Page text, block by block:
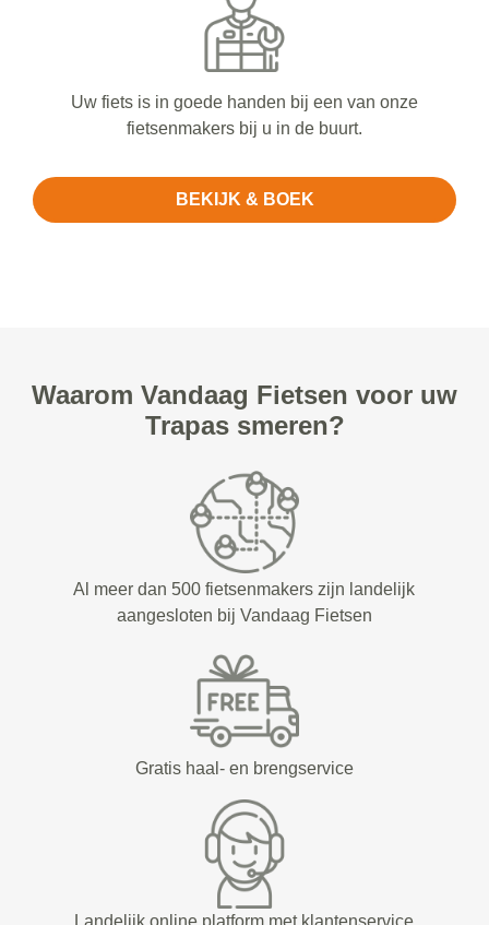
Uw fiets is in goede handen bij een van onze
fietsenmakers bij u in de buurt.
BEKIJK & BOEK
Waarom Vandaag Fietsen voor uw
Trapas smeren?
Al meer dan 500 fietsenmakers zijn landelijk
aangesloten bij Vandaag Fietsen
Gratis haal- en brengservice
Landelijk online platform met klantenservice